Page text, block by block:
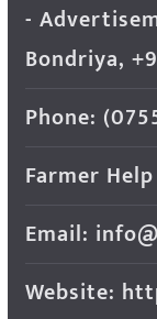
-
Bondriya,
Phone:
Farmer
Email:
Website: